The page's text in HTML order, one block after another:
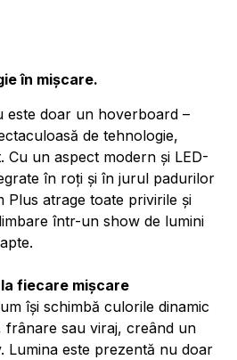
în mișcare.
este doar un hoverboard –
de tehnologie,
Cu un aspect modern și LED-
în roți și în jurul padurilor
Plus atrage toate privirile și
într-un show de lumini
fiecare mișcare
își schimbă culorile dinamic
frânare sau viraj, creând un
Lumina este prezentă nu doar